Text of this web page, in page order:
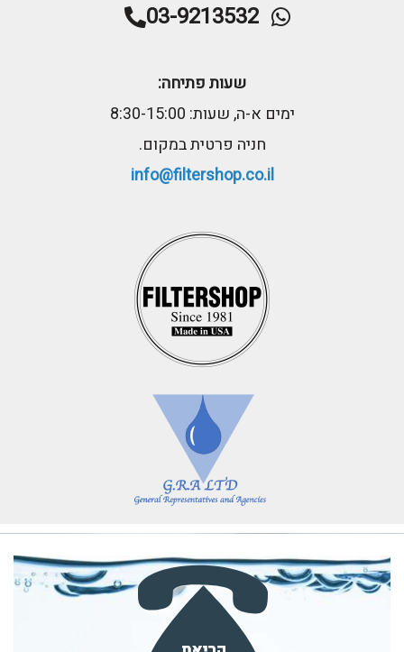
03-9213532
שעות פתיחה:
ימים א-ה, שעות: 8:30-15:00
חניה פרטית במקום.
info@filtershop.co.il